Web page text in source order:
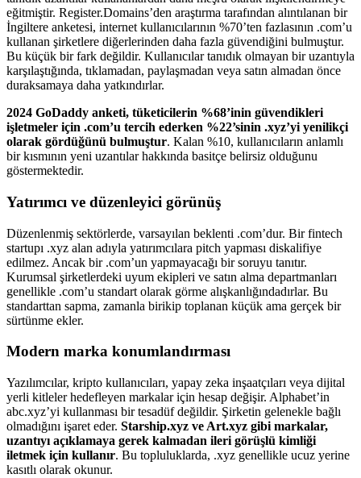
eğitmiştir. Register.Domains’den araştırma tarafından alıntılanan bir
İngiltere anketesi, internet kullanıcılarının %70’ten fazlasının .com’u
kullanan şirketlere diğerlerinden daha fazla güvendiğini bulmuştur.
Bu küçük bir fark değildir. Kullanıcılar tanıdık olmayan bir uzantıyla
karşılaştığında, tıklamadan, paylaşmadan veya satın almadan önce
duraksamaya daha yatkındırlar.
2024 GoDaddy anketi, tüketicilerin %68’inin güvendikleri
işletmeler için .com’u tercih ederken %22’sinin .xyz’yi yenilikçi
olarak gördüğünü bulmuştur. Kalan %10, kullanıcıların anlamlı
bir kısmının yeni uzantılar hakkında basitçe belirsiz olduğunu
göstermektedir.
Yatırımcı ve düzenleyici görünüş
Düzenlenmiş sektörlerde, varsayılan beklenti .com’dur. Bir fintech
startupı .xyz alan adıyla yatırımcılara pitch yapması diskalifiye
edilmez. Ancak bir .com’un yapmayacağı bir soruyu tanıtır.
Kurumsal şirketlerdeki uyum ekipleri ve satın alma departmanları
genellikle .com’u standart olarak görme alışkanlığındadırlar. Bu
standarttan sapma, zamanla birikip toplanan küçük ama gerçek bir
sürtünme ekler.
Modern marka konumlandırması
Yazılımcılar, kripto kullanıcıları, yapay zeka inşaatçıları veya dijital
yerli kitleler hedefleyen markalar için hesap değişir. Alphabet’in
abc.xyz’yi kullanması bir tesadüf değildir. Şirketin gelenekle bağlı
olmadığını işaret eder. Starship.xyz ve Art.xyz gibi markalar,
uzantıyı açıklamaya gerek kalmadan ileri görüşlü kimliği
iletmek için kullanır. Bu topluluklarda, .xyz genellikle ucuz yerine
kasıtlı olarak okunur.